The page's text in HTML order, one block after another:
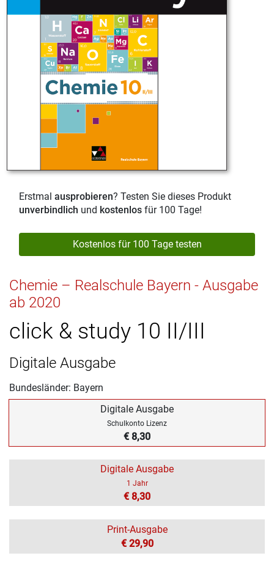
Erstmal ausprobieren? Testen Sie dieses Produkt
unverbindlich und kostenlos für 100 Tage!
Kostenlos für 100 Tage testen
Chemie – Realschule Bayern - Ausgabe
ab 2020
click & study 10 II/III
Digitale Ausgabe
Bundesländer: Bayern
Digitale Ausgabe
Schulkonto Lizenz
€ 8,30
Digitale Ausgabe
1 Jahr
€ 8,30
Print-Ausgabe
€ 29,90